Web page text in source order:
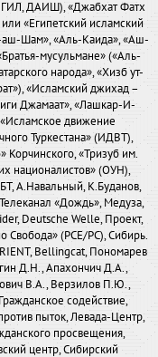
ДАИШ), «Джабхат Фатх
«Египетский исламский
аш-Шам», «Аль-Каида», «Аш-
мусульмане» («Аль-
народа», «Хизб ут-
«Исламский джихад –
Джамаат», «Лашкар-И-
«Исламское движение
Туркестана» (ИДВТ),
«Тризуб им.
националистов» (ОУН),
А.Навальный, К.Буданов,
«Дождь», Медуза,
Deutsche Welle, Проект,
Свобода» (PCE/PC), Сибирь.
Bellingcat, Пономарев
Д.Н., Апахончич Д.А.,
В.А., Верзилов П.Ю.,
содействие,
пыток, Левада-Центр,
просвещения,
центр, Сибирский